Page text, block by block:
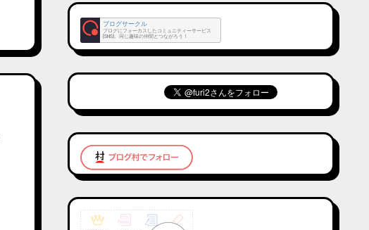
ブログサークル
ブログにフォーカスしたコミュニティーサービス
(SNS)。同じ趣味の仲間とつながろう！